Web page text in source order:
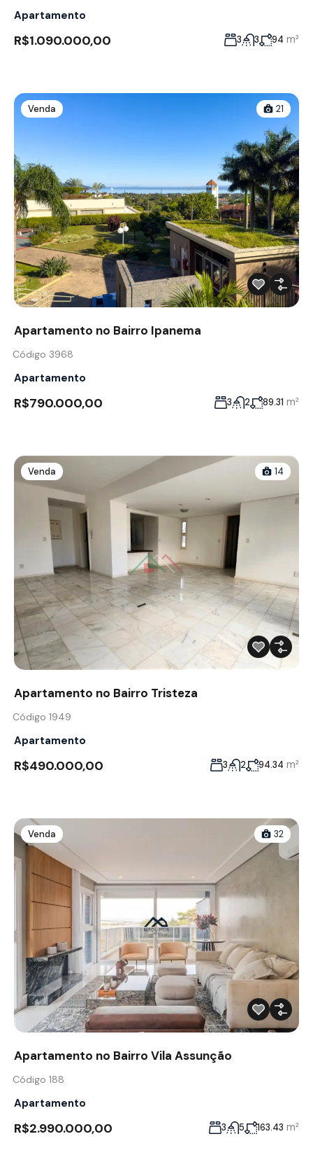
Apartamento
R$1.090.000,00 3 3 94 m²
Venda 21
Apartamento no Bairro Ipanema
Código 3968
Apartamento
R$790.000,00 3 2 89.31 m²
Venda 14
Apartamento no Bairro Tristeza
Código 1949
Apartamento
R$490.000,00 3 2 94.34 m²
Venda 32
Apartamento no Bairro Vila Assunção
Código 188
Apartamento
R$2.990.000,00 3 5 163.43 m²